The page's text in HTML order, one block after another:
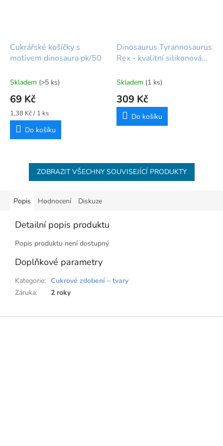
Cukrářské košíčky s
motivem dinosaura pk/50
Skladem (>5 ks)
69 Kč
Měrná
cena:
1,38 Kč / 1 ks
Do košíku
Dinosaurus Tyrannosaurus
Rex - kvalitní silikonová
Skladem (1 ks)
309 Kč
Do košíku
ZOBRAZIT VŠECHNY SOUVISEJÍCÍ PRODUKTY
Popis Hodnocení Diskuze
Detailní popis produktu
Popis produktu není dostupný
Doplňkové parametry
Kategorie: Cukrové zdobení – tvary
Záruka: 2 roky
Z